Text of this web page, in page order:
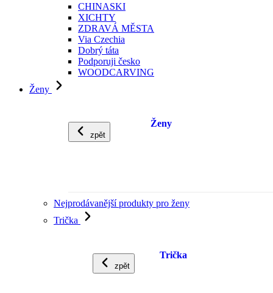
CHINASKI
XICHTY
ZDRAVÁ MĚSTA
Via Czechia
Dobrý táta
Podporuji česko
WOODCARVING
Ženy
zpět
Ženy
Nejprodávanější produkty pro ženy
Trička
zpět
Trička